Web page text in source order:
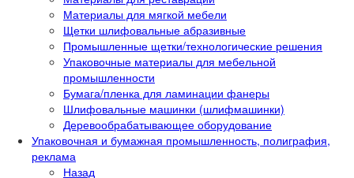
Материалы для мягкой мебели
Щетки шлифовальные абразивные
Промышленные щетки/технологические решения
Упаковочные материалы для мебельной
промышленности
Бумага/пленка для ламинации фанеры
Шлифовальные машинки (шлифмашинки)
Деревообрабатывающее оборудование
Упаковочная и бумажная промышленность, полиграфия,
реклама
Назад